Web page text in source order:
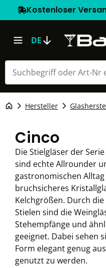
Kostenloser
DE
Hersteller
Cinco
Die Stielgläser der
sind echte Allrounder
gastronomischen
bruchsicheres
Kelchgrößen. Durch
Stielen sind die
Stehempfänge und
geeignet. Dabei sehen
Form elegant genug
genutzt zu werden.